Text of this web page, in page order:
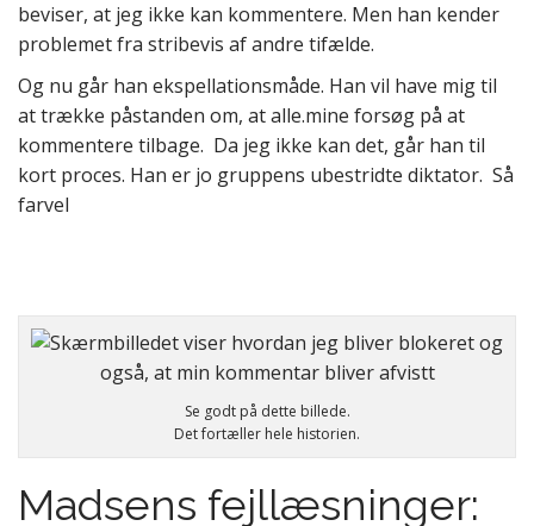
beviser, at jeg ikke kan kommentere. Men han kender
problemet fra stribevis af andre tifælde.
Og nu går han ekspellationsmåde. Han vil have mig til
at trække påstanden om, at alle.mine forsøg på at
kommentere tilbage. Da jeg ikke kan det, går han til
kort proces. Han er jo gruppens ubestridte diktator. Så
farvel
Se godt på dette billede.
Det fortæller hele historien.
Madsens fejllæsninger: